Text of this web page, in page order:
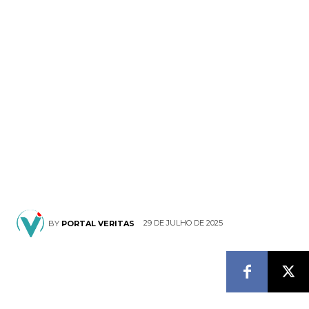
BY PORTAL VERITAS 29 DE JULHO DE 2025